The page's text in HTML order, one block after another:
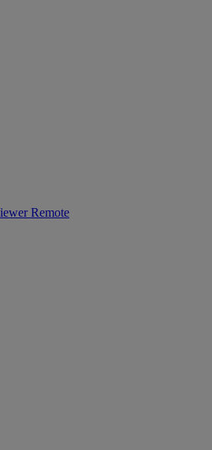
Remote